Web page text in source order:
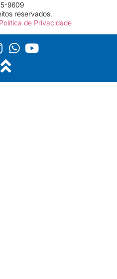
9609
reservados.
Política de Privacidade